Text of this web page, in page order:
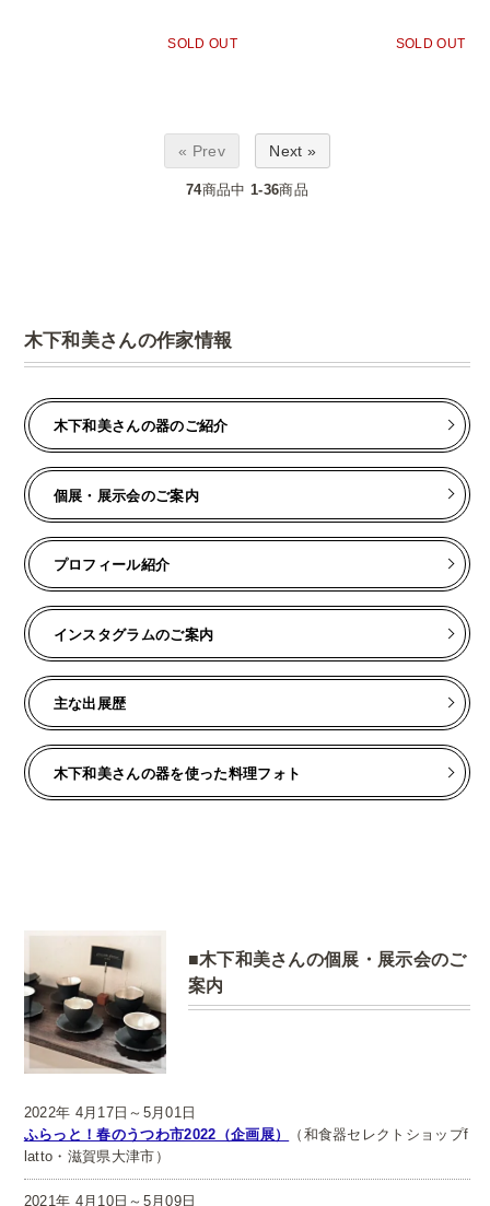
SOLD OUT SOLD OUT
« Prev Next »
74商品中 1-36商品
木下和美さんの作家情報
木下和美さんの器のご紹介
個展・展示会のご案内
プロフィール紹介
インスタグラムのご案内
主な出展歴
木下和美さんの器を使った料理フォト
木下和美さんの個展・展示会のご
案内
2022年 4月17日～5月01日
ふらっと！春のうつわ市2022（企画展）
（和食器セレクトショップf
latto・滋賀県大津市）
2021年 4月10日～5月09日